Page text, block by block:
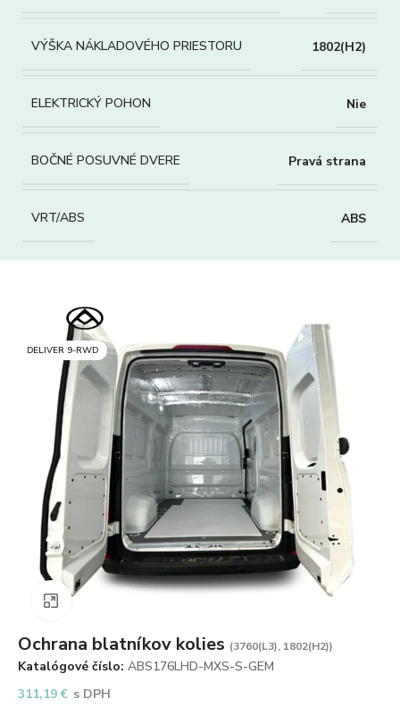
VÝŠKA NÁKLADOVÉHO PRIESTORU 1802(H2)
ELEKTRICKÝ POHON Nie
BOČNÉ POSUVNÉ DVERE Pravá strana
VRT/ABS ABS
DELIVER 9-RWD
Zväčšiť obrázok
Ochrana blatníkov kolies (3760(L3), 1802(H2))
Katalógové číslo: ABS176LHD-MXS-S-GEM
311,19€ s DPH